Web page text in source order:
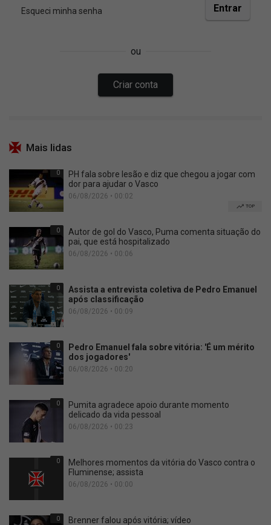
Mais lidas
0
PH fala sobre lesão e diz que chegou a jogar com
dor para ajudar o Vasco
06/08/2026 • 00:02
TOP
0
Autor de gol do Vasco, Puma comenta situação do
pai, que está hospitalizado
06/08/2026 • 00:06
0
Assista a entrevista coletiva de Pedro Emanuel
após classificação
06/08/2026 • 00:09
0
Pedro Emanuel fala sobre vitória: 'É um mérito
dos jogadores'
06/08/2026 • 00:20
0
Pumita agradece apoio durante momento
delicado da vida pessoal
06/08/2026 • 00:23
0
Melhores momentos da vitória do Vasco contra o
Fluminense; assista
06/08/2026 • 00:00
0 Brenner falou após vitória; vídeo